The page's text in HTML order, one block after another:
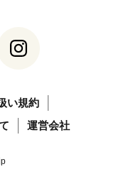
い規約
運営会社